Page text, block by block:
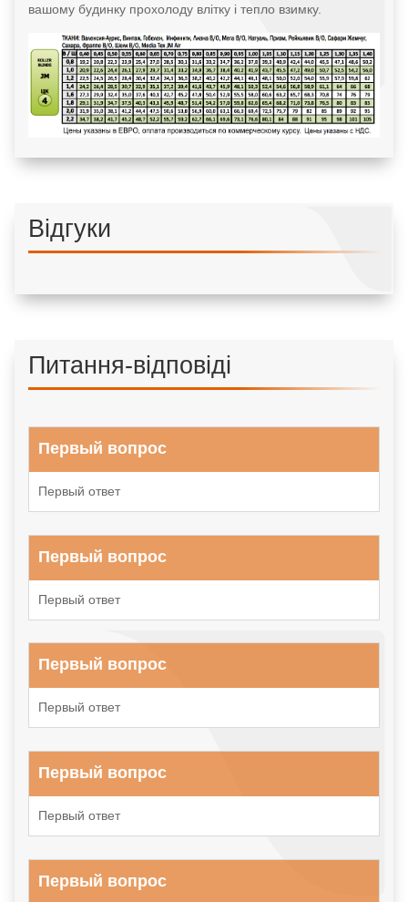
вашому будинку прохолоду влітку і тепло взимку.
Відгуки
Питання-відповіді
Первый вопрос
Первый ответ
Первый вопрос
Первый ответ
Первый вопрос
Первый ответ
Первый вопрос
Первый ответ
Первый вопрос